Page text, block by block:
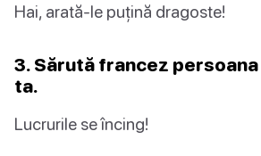
Hai, arată-le puțină dragoste!
3. Sărută francez
ta.
Lucrurile se încing!